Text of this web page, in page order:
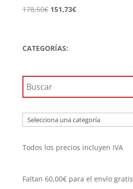
178,50€ El
era:
151,73€El
CATEGORÍAS:
Selecciona
una
Todos los precios incluyen IVA
Faltan 60,00€para el envío gratis